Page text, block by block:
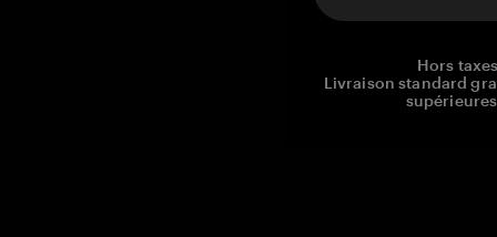
Hors
Livraison standard